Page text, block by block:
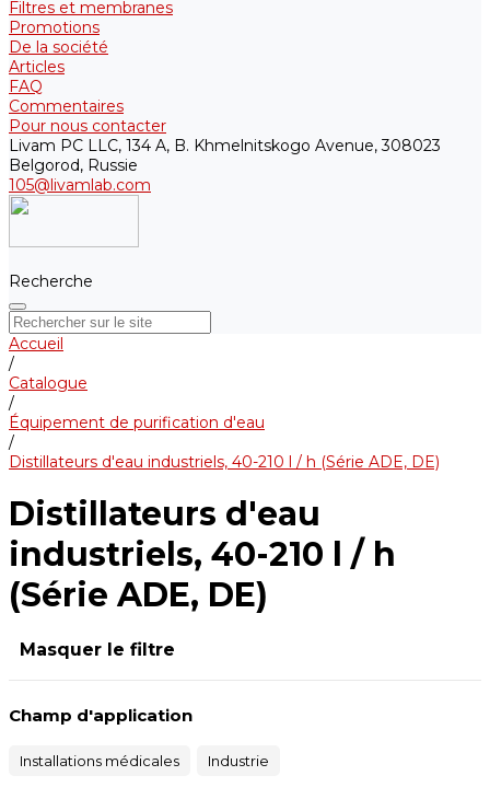
Filtres et membranes
Promotions
De la société
Articles
FAQ
Commentaires
Pour nous contacter
Livam PC LLC, 134 A, B. Khmelnitskogo Avenue, 308023
Belgorod, Russie
105@livamlab.com
Recherche
Accueil
/
Catalogue
/
Équipement de purification d'eau
/
Distillateurs d'eau industriels, 40-210 l / h (Série ADE, DE)
Distillateurs d'eau
industriels, 40-210 l / h
(Série ADE, DE)
Masquer le filtre
Champ d'application
Installations médicales Industrie